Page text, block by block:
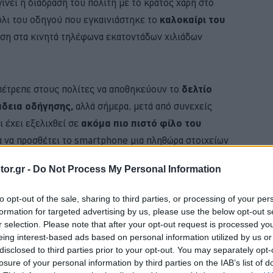
- Do Not Process My Personal Information
opt-out of the sale, sharing to third parties, or processing of your
for targeted advertising by us, please use the below opt-out
selection. Please note that after your opt-out request is processed
interest-based ads based on personal information utilized by us
to third parties prior to your opt-out. You may separately
of your personal information by third parties on the IAB’s list of
του οδηγού που εγκαινιάστηκε το καλοκαίρι του
στα κινητά τηλέφωνα εκατοντάδων χιλιάδων
στους πολίτες να αποθηκεύουν το δελτίο
οδήγησης, αλλά σήμερα, μετά από συνεχείς
εξελιχθεί σε ακόμα πιο πιστό φίλο του
να προσθέτει το smartphone μια πληθώρα στοιχείων
διαδικασίες.
BUY NOW
ΑΥΤΟΚΙΝΗΤΟ ΜΕ 0,9% ΕΠΙΤΟΚΙΟ
SUV ΤΗΣ RENAULT